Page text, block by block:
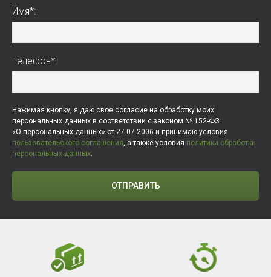
Имя*:
Телефон*:
Нажимая кнопку, я даю свое согласие на обработку моих
персональных данных в соответствии с законом № 152-ФЗ
«О персональных данных» от 27.07.2006 и принимаю условия
пользовательского соглашения , а также условия политики обработки
персональных данных
ОТПРАВИТЬ